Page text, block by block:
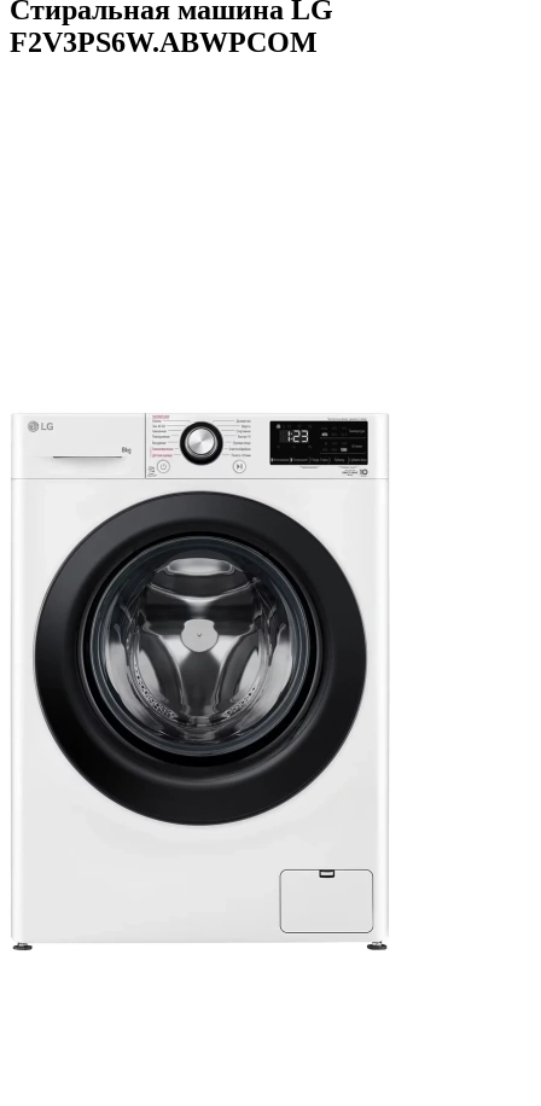
Стиральная машина LG
F2V3PS6W.ABWPCOM